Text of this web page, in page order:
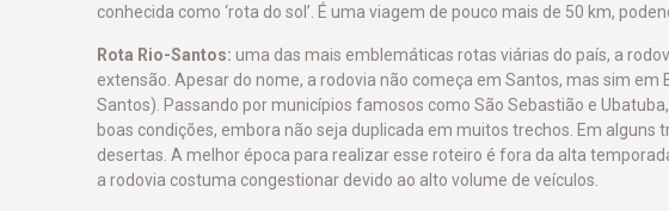
conhecida como ‘rota do sol’. É uma viagem de pouco mais de 50 km,
Rota Rio-Santos: uma das mais emblemáticas rotas viárias do país, a
extensão. Apesar do nome, a rodovia não começa em Santos, mas sim
Santos). Passando por municípios famosos como São Sebastião e
boas condições, embora não seja duplicada em muitos trechos. Em
desertas. A melhor época para realizar esse roteiro é fora da alta
a rodovia costuma congestionar devido ao alto volume de veículos.